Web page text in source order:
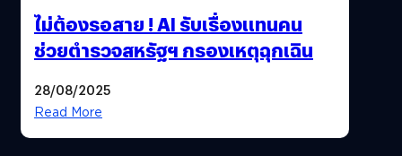
ไม่ต้องรอสาย ! AI รับเรื่องแทนคน
ช่วยตำรวจสหรัฐฯ กรองเหตุฉุกเฉิน
28/08/2025
Read More